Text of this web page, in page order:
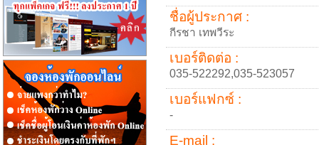
ชื่อผู้ประกาศ :
กีรชา เทพวีระ
เบอร์ติดต่อ :
035-522292,035-523057
เบอร์แฟกซ์ :
-
E-mail :